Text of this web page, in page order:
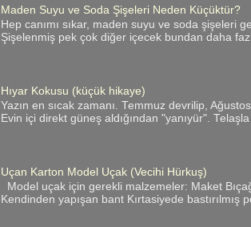
Maden Suyu ve Soda Şişeleri Neden Küçüktür?
Hep canımı sıkar, maden suyu ve soda şişeleri
Şişelenmiş pek çok diğer içecek bundan daha
Hıyar Kokusu (küçük hikaye)
Yazın en sıcak zamanı. Temmuz devrilip,
Evin içi direkt güneş aldığından "yanıyür".
Uçan Karton Model Uçak (Vecihi Hürkuş)
Model uçak için gerekli malzemeler: Maket
Kendinden yapışan bant Kırtasiyede bastırılmış